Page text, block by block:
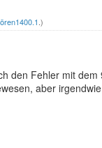
.)
den Fehler mit dem
aber